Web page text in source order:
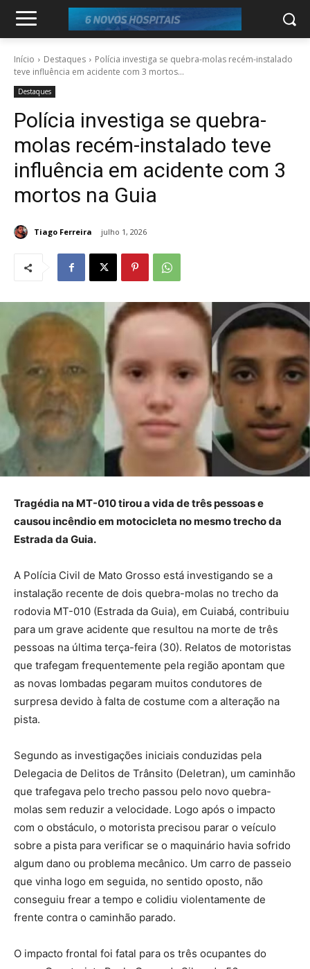
Início Destaques
Polícia investiga se quebra-molas recém-instalado
teve influência em acidente com 3 mortos...
Destaques
Polícia investiga se quebra-
molas recém-instalado teve
influência em acidente com 3
mortos na Guia
Tiago Ferreira julho 1, 2026
Tragédia na MT-010 tirou a vida de três pessoas e
causou incêndio em motocicleta no mesmo trecho da
Estrada da Guia.
A Polícia Civil de Mato Grosso está investigando se a
instalação recente de dois quebra-molas no trecho da
rodovia MT-010 (Estrada da Guia), em Cuiabá, contribuiu
para um grave acidente que resultou na morte de três
pessoas na última terça-feira (30). Relatos de motoristas
que trafegam frequentemente pela região apontam que
as novas lombadas pegaram muitos condutores de
surpresa devido à falta de costume com a alteração na
pista.
Segundo as investigações iniciais conduzidas pela
Delegacia de Delitos de Trânsito (Deletran), um caminhão
que trafegava pelo trecho passou pelo novo quebra-
molas sem reduzir a velocidade. Logo após o impacto
com o obstáculo, o motorista precisou parar o veículo
sobre a pista para verificar se o maquinário havia sofrido
algum dano ou problema mecânico. Um carro de passeio
que vinha logo em seguida, no sentido oposto, não
conseguiu frear a tempo e colidiu violentamente de
frente contra o caminhão parado.
O impacto frontal foi fatal para os três ocupantes do